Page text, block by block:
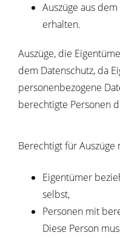
Auszüge aus
erhalten.
Auszüge, die
dem Datenschutz, da
personenbezogene
berechtigte Personen
Berechtigt für
Eigentümer
selbst,
Personen mit
Diese Person